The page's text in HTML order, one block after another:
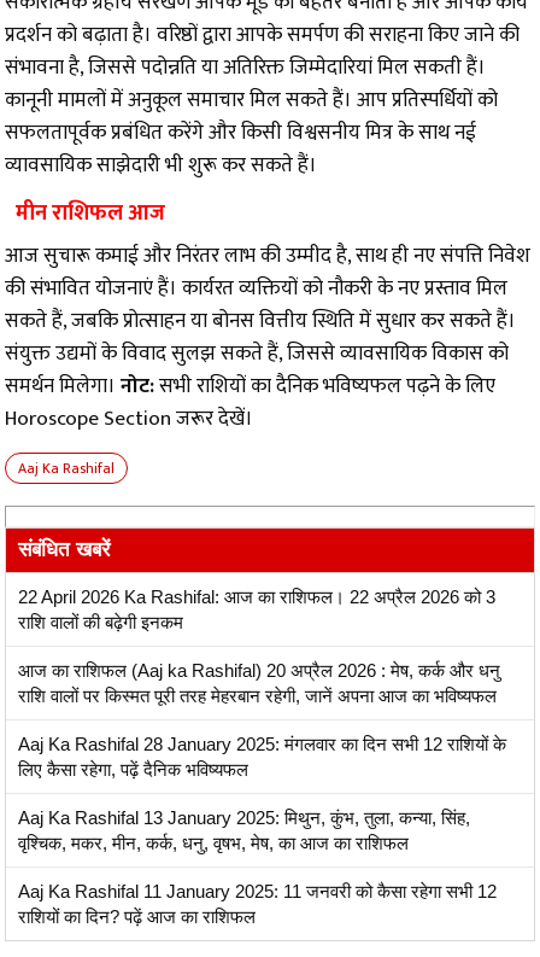
प्रदर्शन को बढ़ाता है। वरिष्ठों द्वारा आपके समर्पण की सराहना किए जाने की
संभावना है, जिससे पदोन्नति या अतिरिक्त जिम्मेदारियां मिल सकती हैं।
कानूनी मामलों में अनुकूल समाचार मिल सकते हैं। आप प्रतिस्पर्धियों को
सफलतापूर्वक प्रबंधित करेंगे और किसी विश्वसनीय मित्र के साथ नई
व्यावसायिक साझेदारी भी शुरू कर सकते हैं।
मीन राशिफल आज
आज सुचारू कमाई और निरंतर लाभ की उम्मीद है, साथ ही नए संपत्ति निवेश
की संभावित योजनाएं हैं। कार्यरत व्यक्तियों को नौकरी के नए प्रस्ताव मिल
सकते हैं, जबकि प्रोत्साहन या बोनस वित्तीय स्थिति में सुधार कर सकते हैं।
संयुक्त उद्यमों के विवाद सुलझ सकते हैं, जिससे व्यावसायिक विकास को
समर्थन मिलेगा। नोट:सभी राशियों का दैनिक भविष्यफल पढ़ने के लिए
Horoscope Sectionजरूर देखें।
Aaj Ka Rashifal
संबंधित खबरें
22 April 2026 Ka Rashifal: आज का राशिफल। 22 अप्रैल 2026 को 3
राशि वालों की बढ़ेगी इनकम
आज का राशिफल (Aaj ka Rashifal) 20 अप्रैल 2026 : मेष, कर्क और धनु
राशि वालों पर किस्मत पूरी तरह मेहरबान रहेगी, जानें अपना आज का भविष्यफल
Aaj Ka Rashifal 28 January 2025: मंगलवार का दिन सभी 12 राशियों के
लिए कैसा रहेगा, पढ़ें दैनिक भविष्यफल
Aaj Ka Rashifal 13 January 2025: मिथुन, कुंभ, तुला, कन्या, सिंह,
वृश्चिक, मकर, मीन, कर्क, धनु, वृषभ, मेष, का आज का राशिफल
Aaj Ka Rashifal 11 January 2025: 11 जनवरी को कैसा रहेगा सभी 12
राशियों का दिन? पढ़ें आज का राशिफल